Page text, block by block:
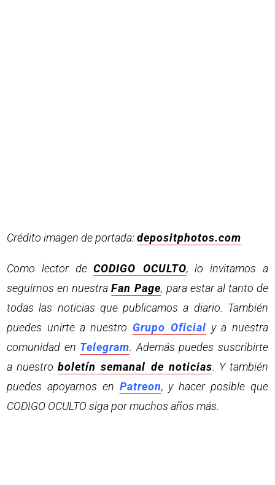
Crédito imagen de portada:depositphotos.com
Como lector deCODIGO OCULTO, lo invitamos a
seguirnos en nuestraFan Page, para estar al tanto de
todas las noticias que publicamos a diario. También
puedes unirte a nuestro Grupo Oficial y a nuestra
comunidad en Telegram. Además puedes suscribirte
a nuestroboletín semanal de noticias. Y también
puedes apoyarnos en Patreon, y hacer posible que
CODIGO OCULTO siga por muchos años más.